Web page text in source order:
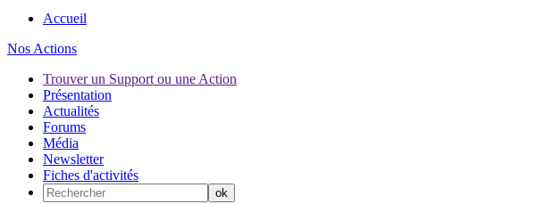
Accueil
Nos Actions
Trouver un Support ou une Action
Présentation
Actualités
Forums
Média
Newsletter
Fiches d'activités